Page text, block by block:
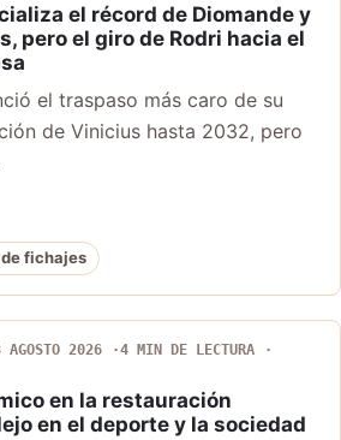
el récord de Diomande y
pero el giro de Rodri hacia el
el traspaso más caro de su
de Vinicius hasta 2032, pero
fichajes
AGOSTO 2026
4 MIN DE LECTURA
en la restauración
en el deporte y la sociedad